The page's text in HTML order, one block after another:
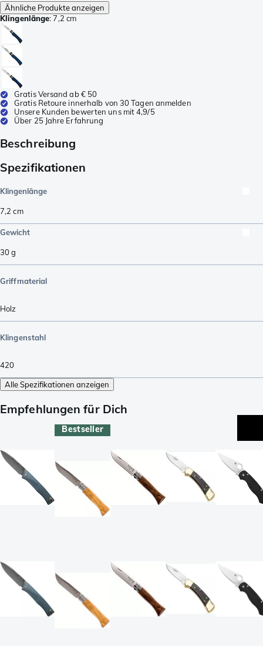
Ähnliche Produkte anzeigen
Klingenlänge:7,2 cm
Gratis Versand ab € 50
Gratis Retoure innerhalb von 30 Tagen anmelden
Unsere Kunden bewerten uns mit 4,9/5
Über 25 Jahre Erfahrung
Beschreibung
Spezifikationen
Klingenlänge
7,2 cm
Gewicht
30g
Griffmaterial
Holz
Klingenstahl
420
Alle Spezifikationen anzeigen
Empfehlungen für Dich
Bestseller